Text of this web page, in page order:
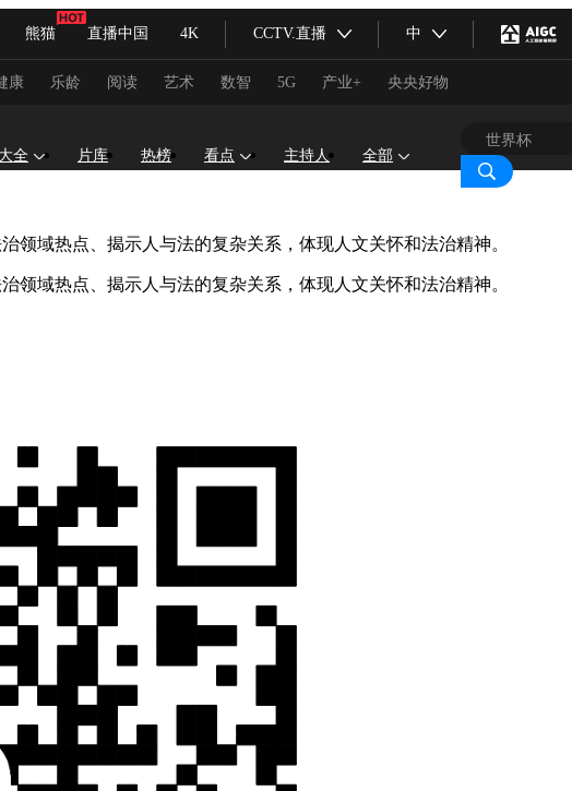
熊猫 直播中国 4K CCTV.直播 中
天天学习
影音
康 乐龄 阅读 艺术 数智 5G 产业+ 央央好物
大剧院 大型活动
文娱 人物 公益 图片
视快评 央视网评 光华锐评 锋面
化体育 冰雪道路 足球道路
旅游
全民健康 颜选攻略
总台企业白名单
全 片库 热榜 看点 主持人 全部
域热点、揭示人与法的复杂关系，体现人文关怀和法治精神。
域热点、揭示人与法的复杂关系，体现人文关怀和法治精神。